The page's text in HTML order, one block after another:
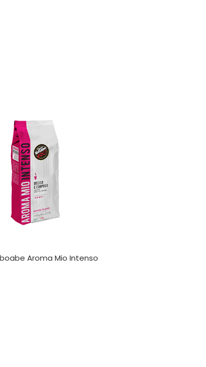
Aroma Mio Intenso